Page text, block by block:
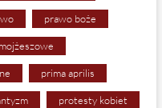
prawo boże
prima aprilis
protesty kobiet